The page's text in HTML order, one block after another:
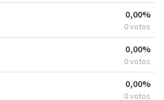
0,00%
0 votos
0,00%
0 votos
0,00%
0 votos